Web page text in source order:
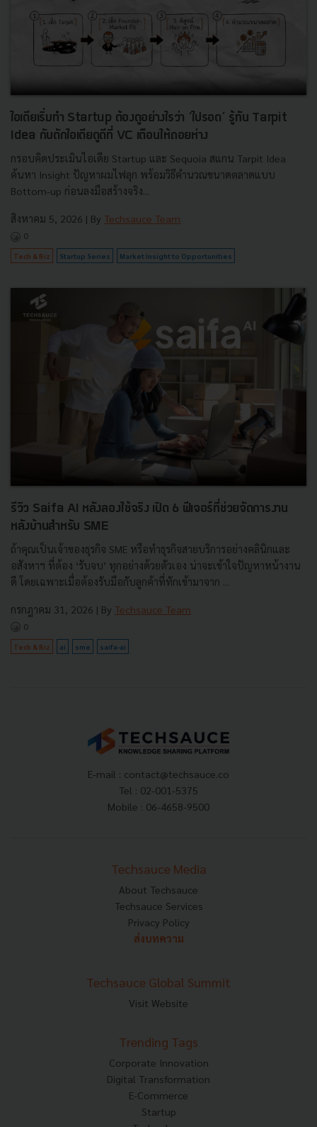
ไอเดียเริ่มทำ Startup ต้องดูอย่างไรว่า ‘ไปรอด’ รู้ทัน Tarpit
Idea กับดักไอเดียดูดีที่ VC เตือนให้ถอยห่าง
กรอบคิดประเมินไอเดีย Startup และ Sequoia สแกน Tarpit Idea
ค้นหา Insight ปัญหาผมไฟลุก พร้อมวิธีคำนวณขนาดตลาดแบบ
Bottom-up ก่อนลงมือสร้างจริง...
สิงหาคม 5, 2026 | By Techsauce Team
0
Tech & Biz Startup Series Market Insight to Opportunities
รีวิว Saifa AI หลังลองใช้จริง เปิด 6 ฟีเจอร์ที่ช่วยจัดการงาน
หลังบ้านสำหรับ SME
ถ้าคุณเป็นเจ้าของธุรกิจ SME หรือทำธุรกิจสายบริการอย่างคลินิกและ
อสังหาฯ ที่ต้อง ‘รับจบ’ ทุกอย่างด้วยตัวเอง น่าจะเข้าใจปัญหาหน้างาน
ดี โดยเฉพาะเมื่อต้องรับมือกับลูกค้าที่ทักเข้ามาจาก ...
กรกฎาคม 31, 2026 | By Techsauce Team
0
Tech & Biz ai sme saifa-ai
E-mail : contact@techsauce.co
Tel : 02-001-5375
Mobile : 06-4658-9500
Techsauce Media
About Techsauce
Techsauce Services
Privacy Policy
ส่งบทความ
Techsauce Global Summit
Visit Website
Trending Tags
Corporate Innovation
Digital Transformation
E-Commerce
Startup